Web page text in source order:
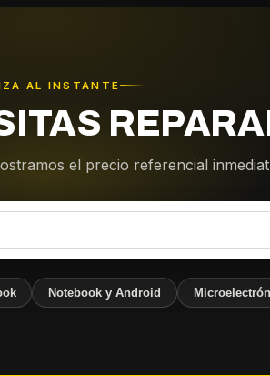
AL INSTANTE
el precio referencial
Notebook y Android